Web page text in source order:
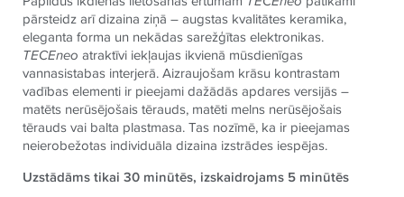
pārsteidz arī dizaina ziņā – augstas kvalitātes keramika,
eleganta forma un nekādas sarežģītas elektronikas.
TECEneo atraktīvi iekļaujas ikvienā mūsdienīgas
vannasistabas interjerā. Aizraujošam krāsu kontrastam
vadības elementi ir pieejami dažādās apdares versijās –
matēts nerūsējošais tērauds, matēti melns nerūsējošais
tērauds vai balta plastmasa. Tas nozīmē, ka ir pieejamas
neierobežotas individuāla dizaina izstrādes iespējas.
Uzstādāms tikai 30 minūtēs, izskaidrojams 5 minūtēs